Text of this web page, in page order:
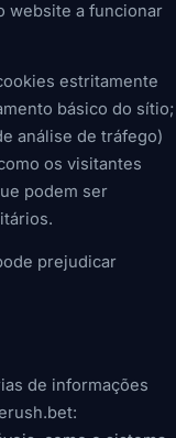
website a funcionar
estritamente
básico do sítio;
análise de tráfego)
os visitantes
podem ser
prejudicar
de informações